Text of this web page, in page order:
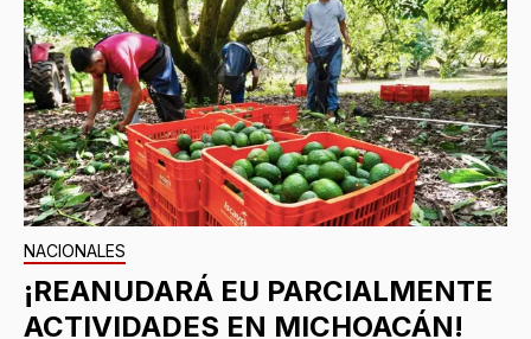
NACIONALES
¡REANUDARÁ EU PARCIALMENTE
ACTIVIDADES EN MICHOACÁN!